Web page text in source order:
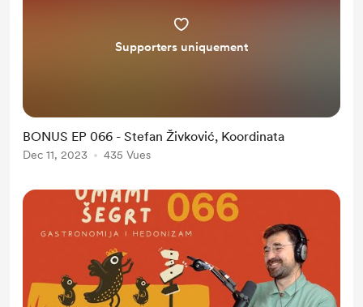
Supporters uniquement
BONUS EP 066 - Stefan Živković, Koordinata
Dec 11, 2023 435 Vues